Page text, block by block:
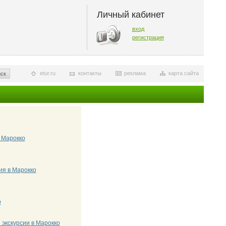
Личный кабинет
вход
регистрация
карта сайта
реклама
контакты
etur.ru
в Марокко
в Марокко